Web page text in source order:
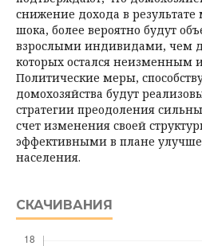
снижение дохода в результате
шока, бо­лее вероятно будут
взрослыми индивидами, чем
которых остался неизменным
Политические меры,
домохозяйства будут
стратегии преодоления
счет изменения своей
эффективными в плане
населения.
СКАЧИВАНИЯ